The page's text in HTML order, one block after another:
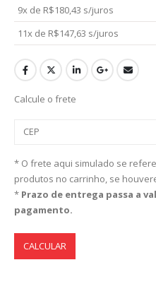
9x de R$180,43 s/juros
11x de R$147,63 s/juros
Calcule o frete
* O frete aqui simulado se
produtos no carrinho, se
* Prazo de entrega passa a
pagamento.
CALCULAR